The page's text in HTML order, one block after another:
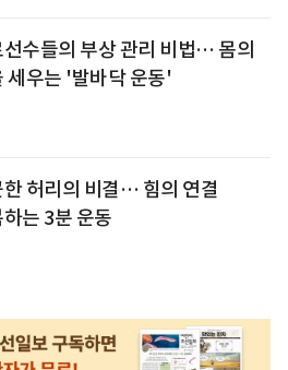
선수들의 부상 관리 비법… 몸의
세우는 '발바닥 운동'
한 허리의 비결… 힘의 연결
는 3분 운동